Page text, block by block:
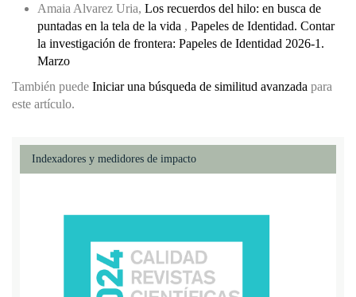
Amaia Alvarez Uria, Los recuerdos del hilo: en busca de
puntadas en la tela de la vida , Papeles de Identidad. Contar
la investigación de frontera: Papeles de Identidad 2026-1.
Marzo
También puede Iniciar una búsqueda de similitud avanzada para
este artículo.
Indexadores y medidores de impacto